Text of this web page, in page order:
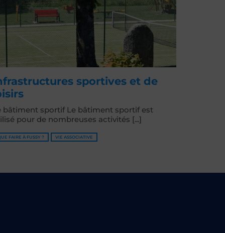
sportives et de
bâtiment sportif Le bâtiment sportif est
pour de nombreuses activités [...]
FAIRE À FUSSY ? VIE ASSOCIATIVE